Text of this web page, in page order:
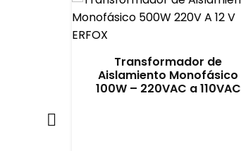
Transformador de
Aislamiento Monofásico
100W – 220VAC a 110VAC